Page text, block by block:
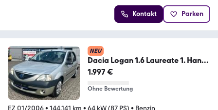
Kontakt Parken
NEU
Dacia Logan 1.6 Laureate 1. Hand
Tüv Neu Klima AHK
1.997 €
Ohne Bewertung
EZ 01/2006• 144.141 km • 64 kW (87 PS) • Benzin